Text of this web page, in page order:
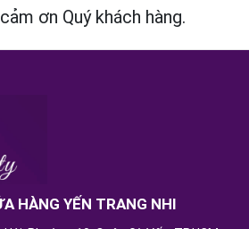
ơn Quý khách hàng.
HÀNG YẾN TRANG NHI